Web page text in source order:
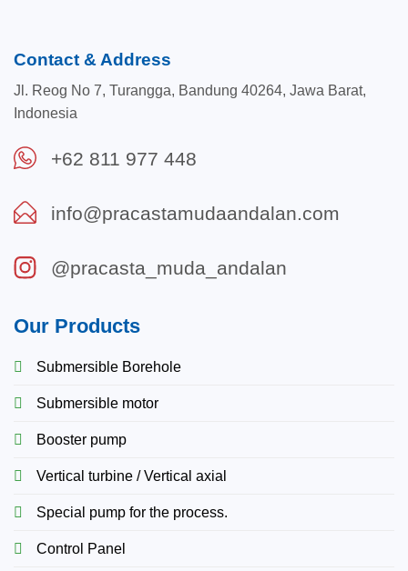
Contact & Address
Jl. Reog No 7, Turangga, Bandung 40264, Jawa Barat,
Indonesia
+62 811 977 448
info@pracastamudaandalan.com
@pracasta_muda_andalan
Our Products
Submersible Borehole
Submersible motor
Booster pump
Vertical turbine / Vertical axial
Special pump for the process.
Control Panel